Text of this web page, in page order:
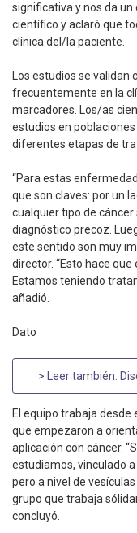
significativa y nos da un
científico y aclaró que
clínica del/la paciente.
Los estudios se
frecuentemente en la
marcadores. Los/as
estudios en
diferentes etapas de
“Para estas
que son claves: por un
cualquier tipo de cáncer
diagnóstico precoz.
este sentido son muy
director. “Esto hace que
Estamos teniendo
añadió.
Dato
> Leer también:
El equipo trabaja desde
que empezaron a
aplicación con cáncer.
estudiamos, vinculado
pero a nivel de
grupo que trabaja
concluyó.